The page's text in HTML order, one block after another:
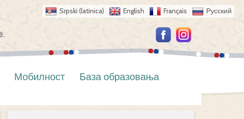
Srpski (latinica) English Français Русский
Мобилност
База образовања